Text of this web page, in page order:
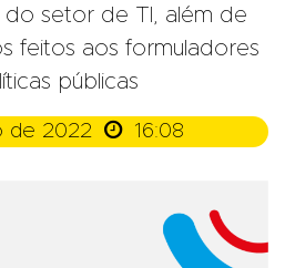
setor de TI, além de
feitos aos formuladores
públicas
de 2022  16:08